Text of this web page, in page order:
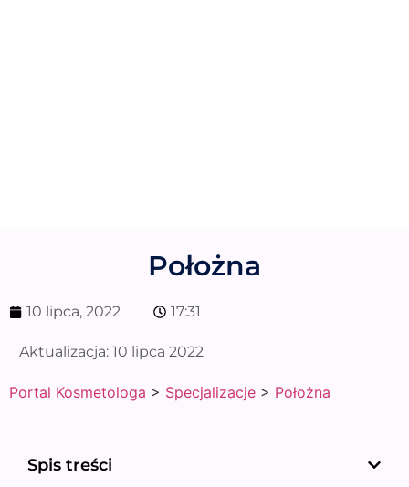
Położna
10 lipca, 2022 17:31
Aktualizacja: 10 lipca 2022
Portal Kosmetologa > Specjalizacje > Położna
Spis treści